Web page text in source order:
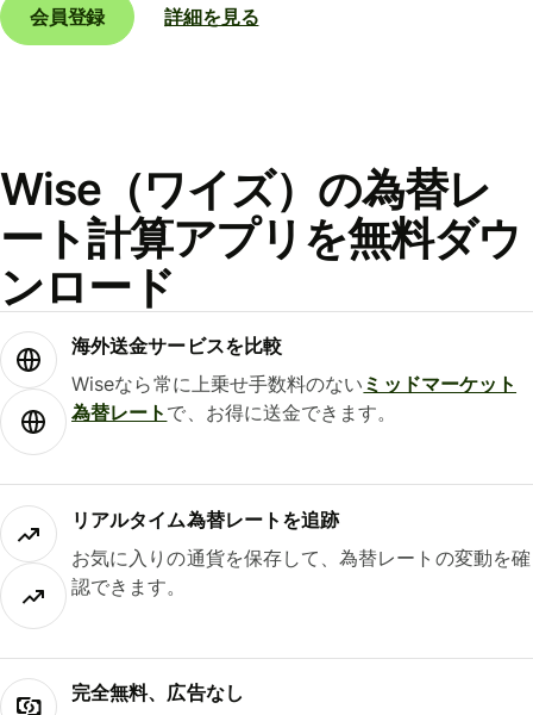
会員登録 詳細を見る
Wise（ワイズ）の為替レ
ート計算アプリを無料ダウ
ンロード
海外送金サービスを比較
Wiseなら常に上乗せ手数料のない ミッドマーケット
為替レート で、お得に送金できます。
リアルタイム為替レートを追跡
お気に入りの通貨を保存して、為替レートの変動を確
認できます。
完全無料、広告なし